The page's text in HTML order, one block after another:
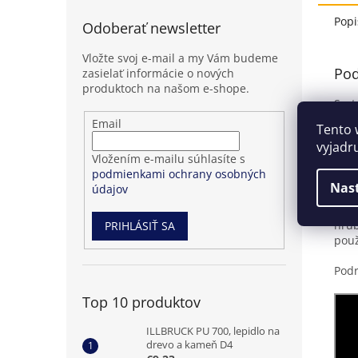
Tento
Odoberať newsletter
Vložte svoj e-mail a my Vám budeme
zasielať informácie o nových
produktoch na našom e-shope.
Přihlášení
odběru
novinek
Email
Vložením e-mailu súhlasíte s
podmienkami ochrany osobných
údajov
PRIHLÁSIŤ SA
Top 10 produktov
ILLBRUCK PU 700, lepidlo na
drevo a kameň D4